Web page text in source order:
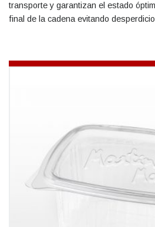
transporte y garantizan el estado
final de la cadena evitando